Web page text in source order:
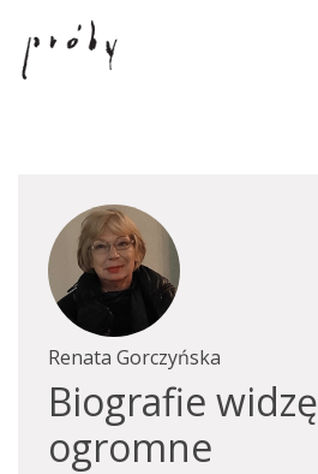
Renata Gorczyńska
Biografie widzę
ogromne